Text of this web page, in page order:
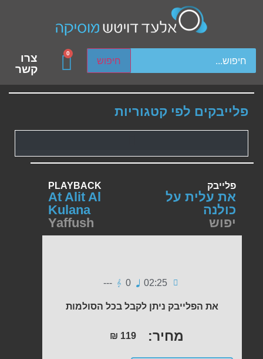
חיפוש
device users, explore by touch or with swipe gestures.
0
צרו
קשר
פלייבקים לפי קטגוריות
פלייבק
את עלית על
כולנה
יפוש
PLAYBACK
At Alit Al
Kulana
Yaffush
02:25
0
---
את הפלייבק ניתן לקבל בכל הסולמות
מחיר: ₪ 119